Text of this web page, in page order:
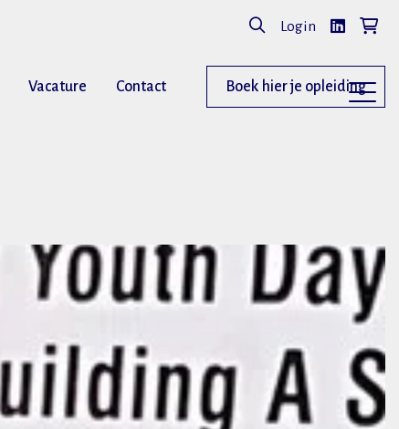
Login
Vacature Contact Boek hier je opleiding